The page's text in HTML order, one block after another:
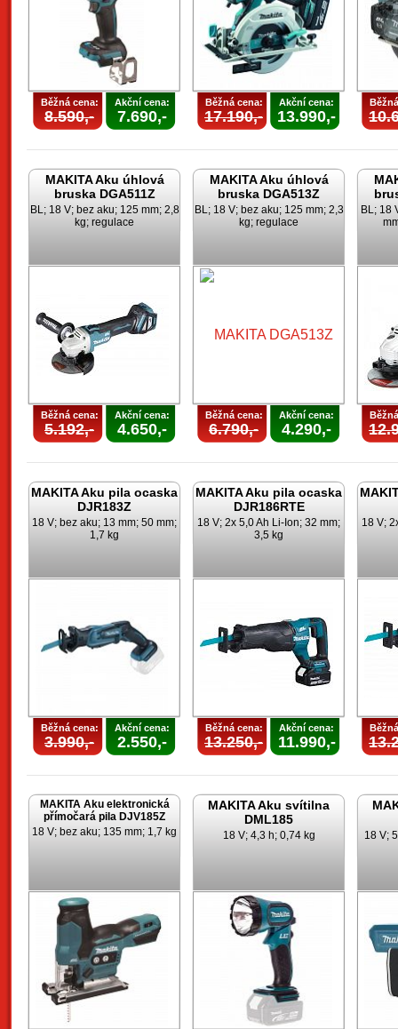
Běžná cena:
8.590,-
Akční cena:
7.690,-
Běžná cena:
17.190,-
Akční cena:
13.990,-
MAKITA Aku úhlová
bruska DGA511Z
BL; 18 V; bez aku; 125 mm; 2,8
kg; regulace
Běžná cena:
5.192,-
Akční cena:
4.650,-
MAKITA Aku úhlová
bruska DGA513Z
BL; 18 V; bez aku; 125 mm; 2,3
kg; regulace
Běžná cena:
6.790,-
Akční cena:
4.290,-
BL; 18
MAKITA Aku pila ocaska
DJR183Z
18 V; bez aku; 13 mm; 50 mm;
1,7 kg
Běžná cena:
3.990,-
Akční cena:
2.550,-
MAKITA Aku pila ocaska
DJR186RTE
18 V; 2x 5,0 Ah Li-Ion; 32 mm;
3,5 kg
Běžná cena:
13.250,-
Akční cena:
11.990,-
18 V;
MAKITA Aku elektronická
přímočará pila DJV185Z
18 V; bez aku; 135 mm; 1,7 kg
MAKITA Aku svítilna
DML185
18 V; 4,3 h; 0,74 kg 18 V;